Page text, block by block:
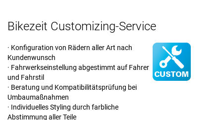
Bikezeit Customizing-Service
· Konfiguration von Rädern aller Art nach
Kundenwunsch
· Fahrwerkseinstellung abgestimmt auf Fahrer
und Fahrstil
· Beratung und Kompatibilitätsprüfung bei
Umbaumaßnahmen
· Individuelles Styling durch farbliche
Abstimmung aller Teile